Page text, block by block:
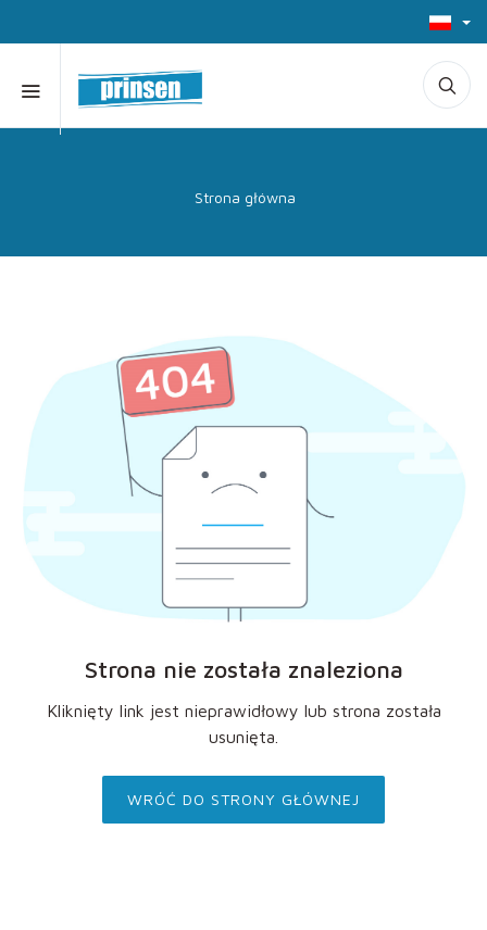
Strona główna
Strona nie została znaleziona
Kliknięty link jest nieprawidłowy lub strona została
usunięta.
WRÓĆ DO STRONY GŁÓWNEJ